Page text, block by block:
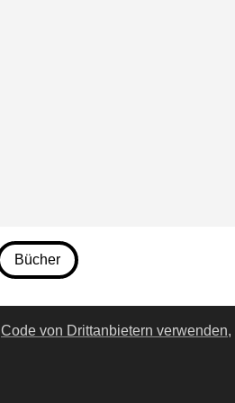
Bücher
Code von Drittanbietern verwenden,